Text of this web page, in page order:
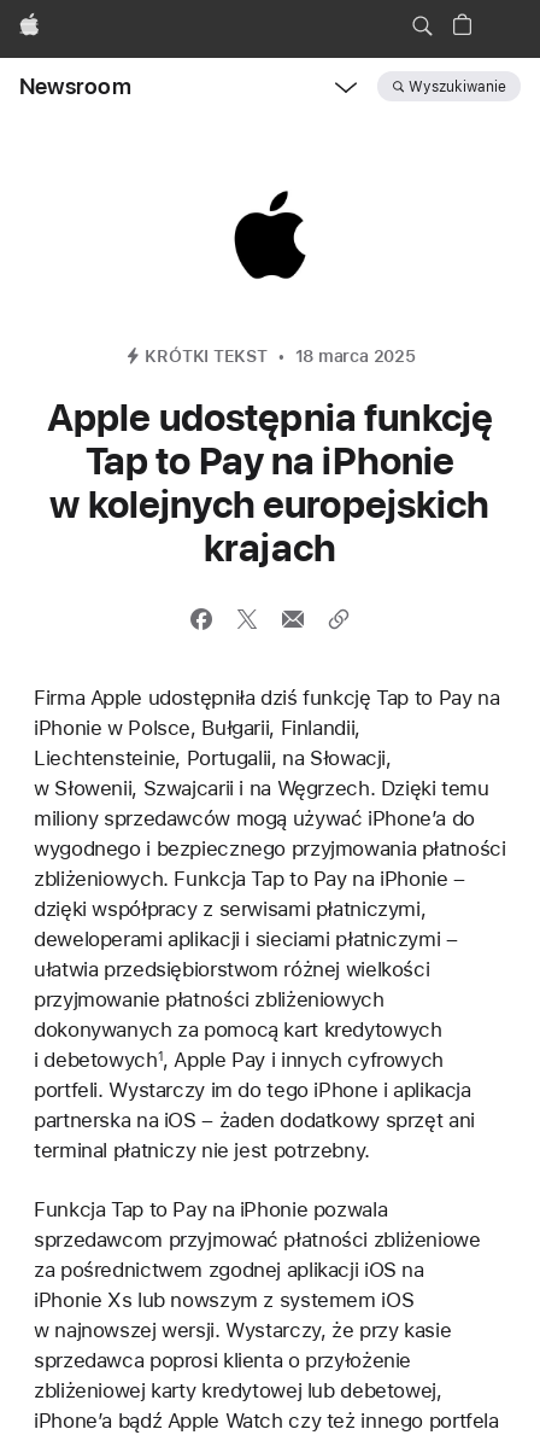
Apple
Newsroom Wyszukiwanie
KRÓTKI TEKST 18 marca 2025
Apple udostępnia funkcję
Tap to Pay na iPhonie
w kolejnych europejskich
krajach
Firma Apple udostępniła dziś funkcję Tap to Pay na
iPhonie w Polsce, Bułgarii, Finlandii,
Liechtensteinie, Portugalii, na Słowacji,
w Słowenii, Szwajcarii i na Węgrzech. Dzięki temu
miliony sprzedawców mogą używać iPhone’a do
wygodnego i bezpiecznego przyjmowania płatności
zbliżeniowych. Funkcja Tap to Pay na iPhonie –
dzięki współpracy z serwisami płatniczymi,
deweloperami aplikacji i sieciami płatniczymi –
ułatwia przedsiębiorstwom różnej wielkości
przyjmowanie płatności zbliżeniowych
dokonywanych za pomocą kart kredytowych
i debetowych1, Apple Pay i innych cyfrowych
portfeli. Wystarczy im do tego iPhone i aplikacja
partnerska na iOS – żaden dodatkowy sprzęt ani
terminal płatniczy nie jest potrzebny.
Funkcja Tap to Pay na iPhonie pozwala
sprzedawcom przyjmować płatności zbliżeniowe
za pośrednictwem zgodnej aplikacji iOS na
iPhonie Xs lub nowszym z systemem iOS
w najnowszej wersji. Wystarczy, że przy kasie
sprzedawca poprosi klienta o przyłożenie
zbliżeniowej karty kredytowej lub debetowej,
iPhone’a bądź Apple Watch czy też innego portfela